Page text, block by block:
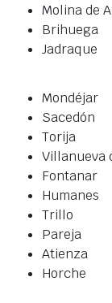
Molina de
Brihuega
Jadraque
Mondéjar
Sacedón
Torija
Villanueva
Fontanar
Humanes
Trillo
Pareja
Atienza
Horche